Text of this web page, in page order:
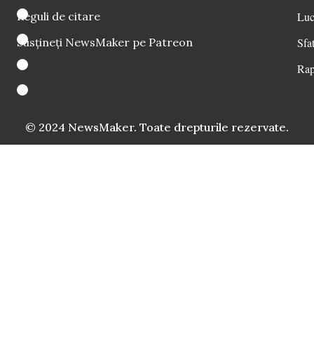
Reguli de citare
Susțineți NewsMaker pe Patreon
© 2024 NewsMaker. Toate drepturile rezervate.